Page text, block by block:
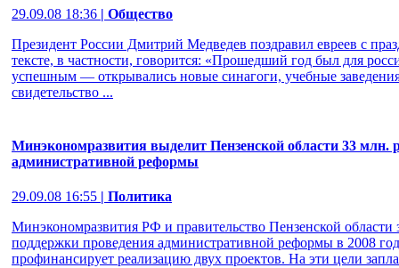
29.09.08 18:36 | Общество
Президент России Дмитрий Медведев поздравил евреев с
тексте, в частности, говорится: «Прошедший год был для
успешным — открывались новые синагоги, учебные
свидетельство ...
Минэкономразвития выделит Пензенской области 33 млн.
административной реформы
29.09.08 16:55 | Политика
Минэкономразвития РФ и правительство Пензенской области
поддержки проведения административной реформы в 2008
профинансирует реализацию двух проектов. На эти цели